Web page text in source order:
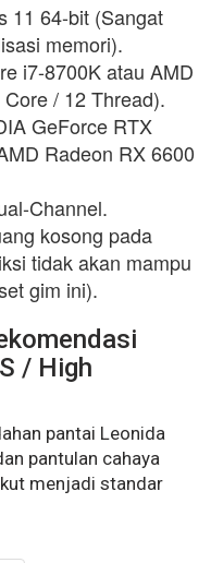
11 64-bit (Sangat
memori).
i7-8700K atau AMD
/ 12 Thread).
GeForce RTX
Radeon RX 6600
Channel.
kosong pada
tidak akan mampu
gim ini).
/ High
pantai Leonida
pantulan cahaya
menjadi standar